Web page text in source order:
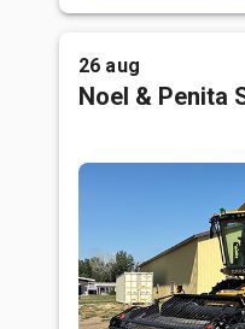
26 aug
Noel & Penita